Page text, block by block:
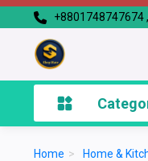
+8801748747674
Home > Home &